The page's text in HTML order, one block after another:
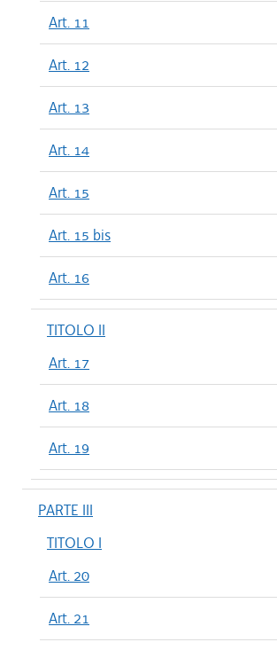
Art. 11
Art. 12
Art. 13
Art. 14
Art. 15
Art. 15 bis
Art. 16
TITOLO II
Art. 17
Art. 18
Art. 19
PARTE III
TITOLO I
Art. 20
Art. 21